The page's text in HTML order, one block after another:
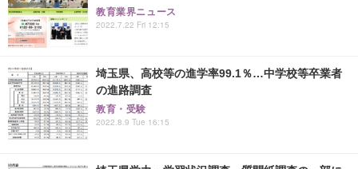
教育業界ニュース
2022.7.22 Fri 12:15
埼玉県、高校等の進学率99.1％…中学校等卒業者
の進路調査
教育・受験
2022.8.9 Tue 16:15